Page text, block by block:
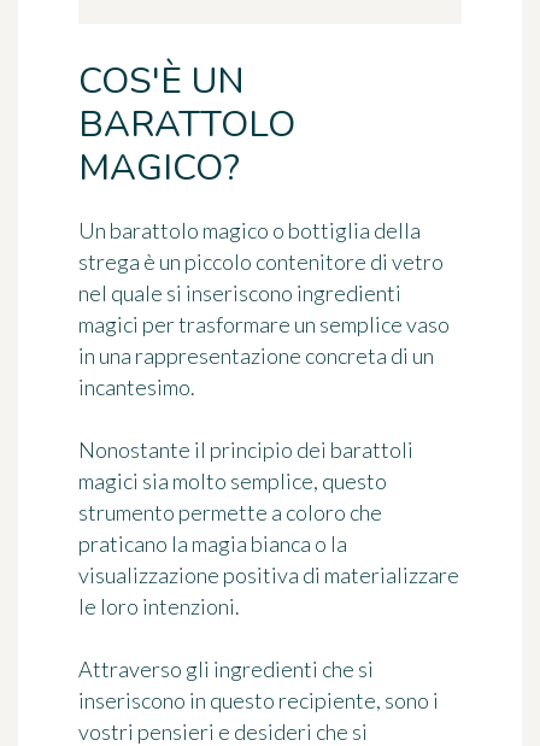
COS'È UN
BARATTOLO
MAGICO?
Un barattolo magico o bottiglia della
strega è un piccolo contenitore di vetro
nel quale si inseriscono ingredienti
magici per trasformare un semplice vaso
in una rappresentazione concreta di un
incantesimo.
Nonostante il principio dei barattoli
magici sia molto semplice, questo
strumento permette a coloro che
praticano la magia bianca o la
visualizzazione positiva di materializzare
le loro intenzioni.
Attraverso gli ingredienti che si
inseriscono in questo recipiente, sono i
vostri pensieri e desideri che si